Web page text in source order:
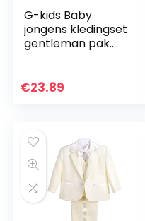
G-kids Baby
jongens kledingset
gentleman pak
colbert pak
€23.89